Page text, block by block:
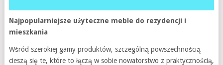
Najpopularniejsze użyteczne meble do rezydencji i
mieszkania
Wśród szerokiej gamy produktów, szczególną powszechnością
cieszą się te, które to łączą w sobie nowatorstwo z praktycznością,